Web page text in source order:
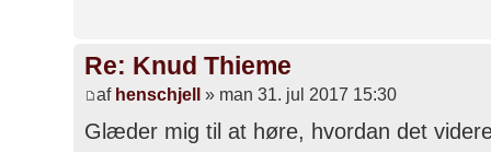
Re: Knud Thieme
af henschjell » man 31. jul 2017 15:30
Glæder mig til at høre, hvordan det